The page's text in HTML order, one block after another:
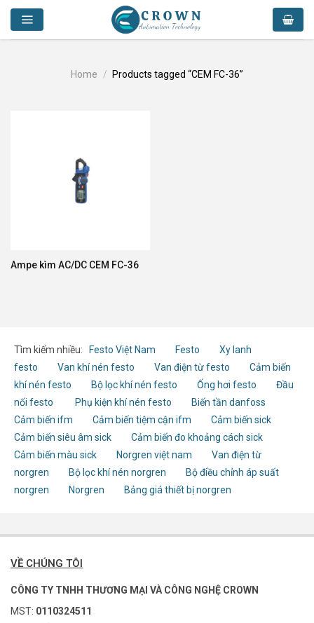
Skip
content
Home / Products tagged “CEM FC-36”
Ampe kìm AC/DC CEM FC-36
Tìm kiếm nhiều: Festo Việt Nam Festo
Xy lanh
festo
Van khí nén festo Van điện từ festo
Cảm biến
khí nén festo
Bộ lọc khí nén festo Ống hơi festo
Đầu
nối festo
Phụ kiện khí nén festo
Biến tần danfoss
Cảm biến ifm
Cảm biến tiệm cận ifm
Cảm biến sick
Cảm biến siêu âm sick
Cảm biến đo khoảng cách sick
Cảm biến màu sick
Norgren việt nam
Van điện từ
norgren
Bộ lọc khí nén norgren
Bộ điều chỉnh áp suất
norgren
Norgren Bảng giá thiết bị norgren
VỀ CHÚNG TÔI
CÔNG TY TNHH THƯƠNG MẠI VÀ CÔNG NGHỆ CROWN
MST: 0110324511